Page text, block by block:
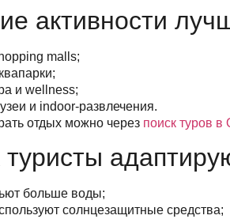
активности
malls;
и wellness;
и indoor-развлечения.
отдых можно через поиск туров
туристы
больше воды;
солнцезащитные средства;